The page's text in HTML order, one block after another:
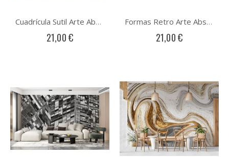
Cuadrícula Sutil Arte Abstracto
21,00 €
Formas Retro Arte Abstracto
21,00 €